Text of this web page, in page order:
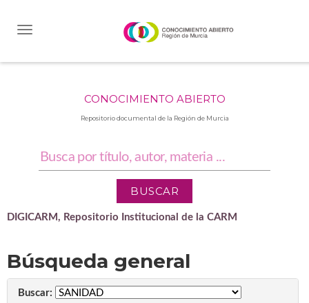
CONOCIMIENTO ABIERTO
Repositorio documental de la Región de Murcia
DIGICARM, Repositorio Institucional de la CARM
Búsqueda general
Buscar: